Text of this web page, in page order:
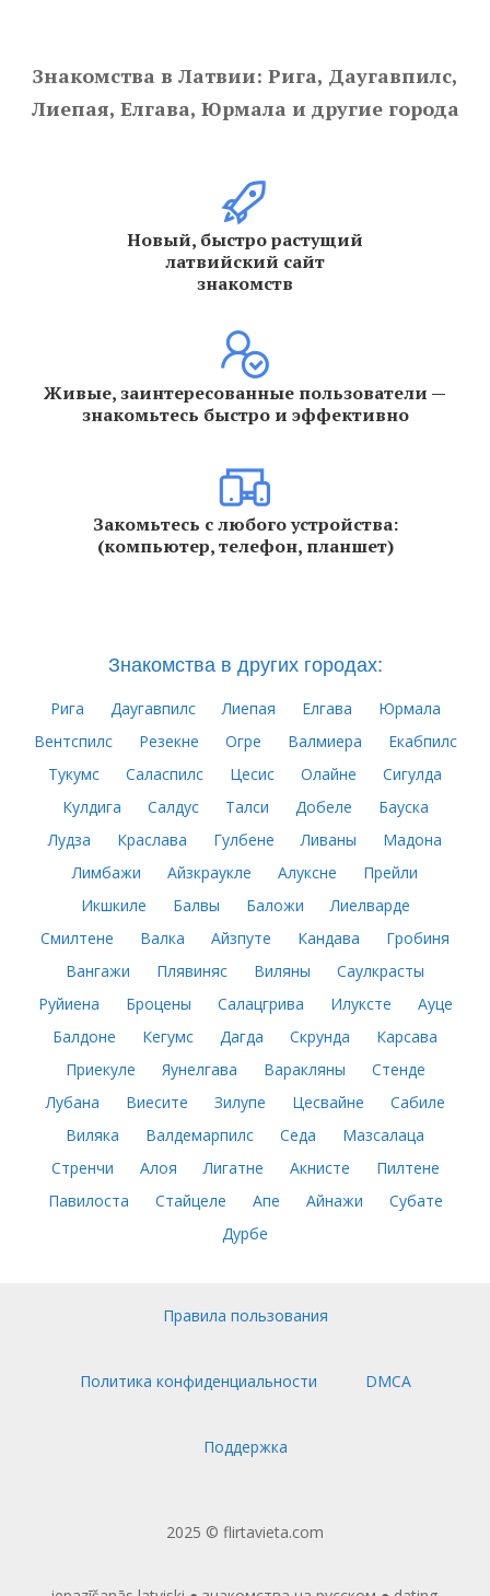
Знакомства в Латвии: Рига, Даугавпилс,
Лиепая, Елгава, Юрмала и другие города
Новый, быстро растущий
латвийский сайт
знакомств
Живые, заинтересованные пользователи —
знакомьтесь быстро и эффективно
Закомьтесь с любого устройства:
(компьютер, телефон, планшет)
Знакомства в других городах:
Рига Даугавпилс Лиепая Елгава
Юрмала
Вентспилс
Резекне Огре Валмиера
Екабпилс
Тукумс
Саласпилс Цесис Олайне
Сигулда
Кулдига
Салдус Талси Добеле
Бауска
Лудза
Краслава Гулбене Ливаны
Мадона
Лимбажи
Айзкраукле Алуксне
Прейли
Икшкиле
Балвы Баложи
Лиелварде
Смилтене
Валка Айзпуте Кандава
Гробиня
Вангажи
Плявиняс Виляны
Саулкрасты
Руйиена
Броцены Салацгрива Илуксте
Ауце
Балдоне
Кегумс Дагда Скрунда
Карсава
Приекуле
Яунелгава Варакляны
Стенде
Лубана
Виесите Зилупе Цесвайне
Сабиле
Виляка
Валдемарпилс Седа
Мазсалаца
Стренчи
Алоя Лигатне Акнисте
Пилтене
Павилоста
Стайцеле Апе Айнажи
Субате
Дурбе
Правила пользования
Политика конфиденциальности DMCA
Поддержка
2025 © flirtavieta.com